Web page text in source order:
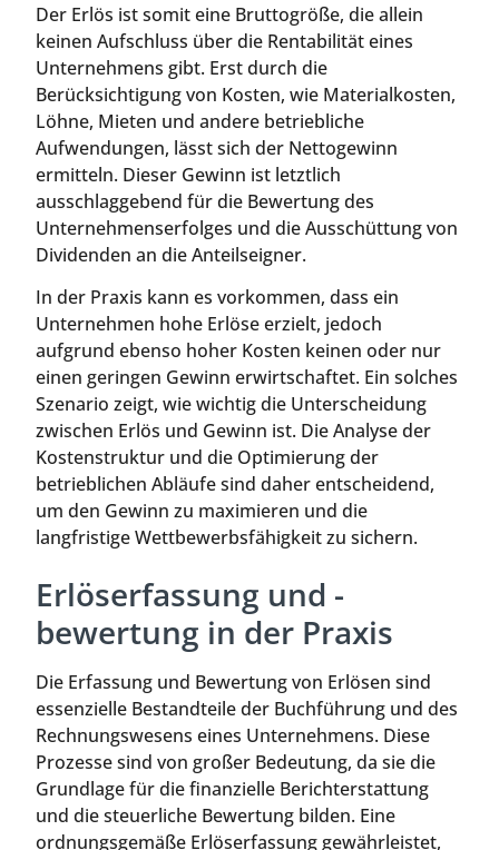
Der Erlös ist somit eine Bruttogröße, die allein
keinen Aufschluss über die Rentabilität eines
Unternehmens gibt. Erst durch die
Berücksichtigung von Kosten, wie Materialkosten,
Löhne, Mieten und andere betriebliche
Aufwendungen, lässt sich der Nettogewinn
ermitteln. Dieser Gewinn ist letztlich
ausschlaggebend für die Bewertung des
Unternehmenserfolges und die Ausschüttung von
Dividenden an die Anteilseigner.
In der Praxis kann es vorkommen, dass ein
Unternehmen hohe Erlöse erzielt, jedoch
aufgrund ebenso hoher Kosten keinen oder nur
einen geringen Gewinn erwirtschaftet. Ein solches
Szenario zeigt, wie wichtig die Unterscheidung
zwischen Erlös und Gewinn ist. Die Analyse der
Kostenstruktur und die Optimierung der
betrieblichen Abläufe sind daher entscheidend,
um den Gewinn zu maximieren und die
langfristige Wettbewerbsfähigkeit zu sichern.
Erlöserfassung und -
bewertung in der Praxis
Die Erfassung und Bewertung von Erlösen sind
essenzielle Bestandteile der Buchführung und des
Rechnungswesens eines Unternehmens. Diese
Prozesse sind von großer Bedeutung, da sie die
Grundlage für die finanzielle Berichterstattung
und die steuerliche Bewertung bilden. Eine
ordnungsgemäße Erlöserfassung gewährleistet,